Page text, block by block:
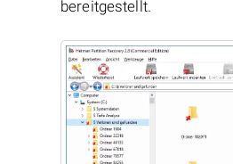
bereitgestellt.